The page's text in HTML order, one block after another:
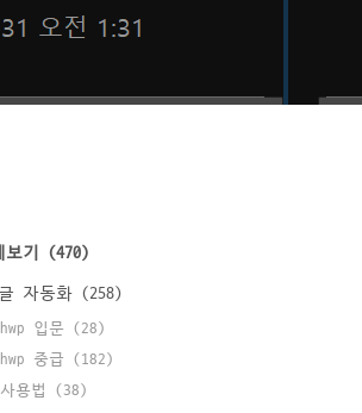
보기 (470)
자동화 (258)
입문 (28)
중급 (182)
용법 (38)